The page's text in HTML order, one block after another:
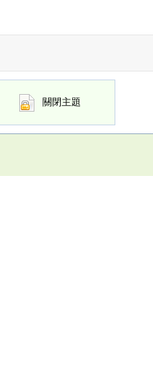
關閉主題